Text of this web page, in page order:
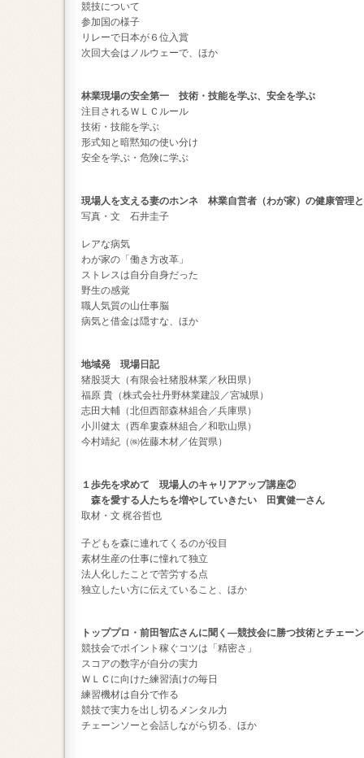
競技について
参加国の様子
リレーで日本が６位入賞
次回大会はノルウェーで、ほか
林業現場の安全第一 技術・技能を学ぶ、安全を学ぶ
注目されるＷＬＣルール
技術・技能を学ぶ
形式知と暗黙知の使い分け
安全を学ぶ・危険に学ぶ
現場人を支える妻のホンネ 林業自営者（わが家）の健康管理
写真・文 石井圭子
レアな病気
わが家の「働き方改革」
ストレスは自分自身だった
野生の感覚
職人気質の山仕事脳
病気と借金は隠すな、ほか
地域発 現場日記
猪股奨大（有限会社猪股林業／秋田県）
福原 貴（株式会社丹野林業建設／宮城県）
志田大輔（北但西部森林組合／兵庫県）
小川健太（西牟婁森林組合／和歌山県）
今村靖紀（㈱佐藤木材／佐賀県）
１歩先を求めて 現場人のキャリアアップ講座②
森を愛する人たちを増やしていきたい 田實健一さん
取材・文 梶谷哲也
子どもを森に連れてくるのが役目
素材生産の仕事に憧れて独立
法人化したことで苦労する点
独立したい方に伝えていること、ほか
トッププロ・前田智広さんに聞く―競技会に勝つ技術とチェー
競技会でポイント稼ぐコツは「精密さ」
スコアの数字が自分の実力
ＷＬＣに向けた練習漬けの毎日
練習機材は自分で作る
競技で実力を出し切るメンタル力
チェーンソーと会話しながら切る、ほか